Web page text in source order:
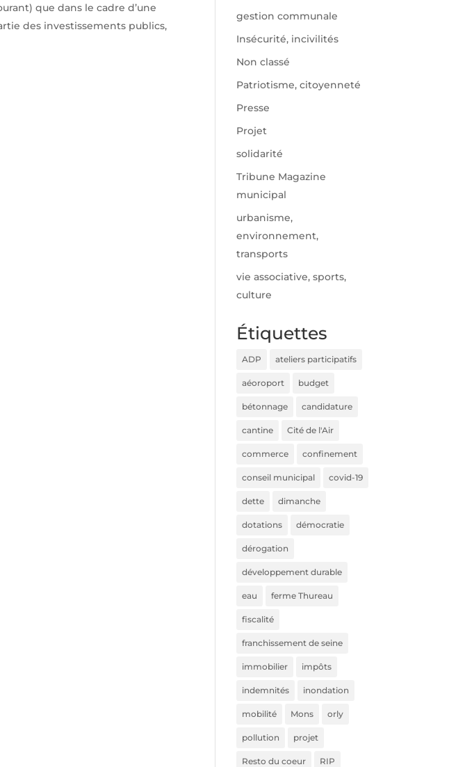
que dans le cadre d’une
des investissements publics,
gestion communale
Insécurité, incivilités
Non classé
Patriotisme, citoyenneté
Presse
Projet
solidarité
Tribune Magazine
municipal
urbanisme,
environnement,
transports
vie associative, sports,
culture
Étiquettes
ADP ateliers participatifs
aéoroport budget
bétonnage candidature
cantine Cité de l'Air
commerce confinement
conseil municipal covid-19
dette dimanche
dotations démocratie
dérogation
développement durable
eau ferme Thureau
fiscalité
franchissement de seine
immobilier impôts
indemnités inondation
mobilité Mons orly
pollution projet
Resto du coeur RIP